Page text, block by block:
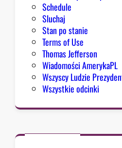
Schedule
Sluchaj
Stan po stanie
Terms of Use
Thomas Jefferson
Wiadomości AmerykaPL
Wszyscy Ludzie
Wszystkie odcinki